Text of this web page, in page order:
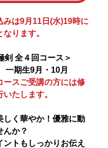
は9月11日(水)19時に
ります。
剣 全４回コース＞
一期生9月・10月
スご受講の方には修
たします。
しく華やか！優雅に動
んか？
ントもしっかりお伝え